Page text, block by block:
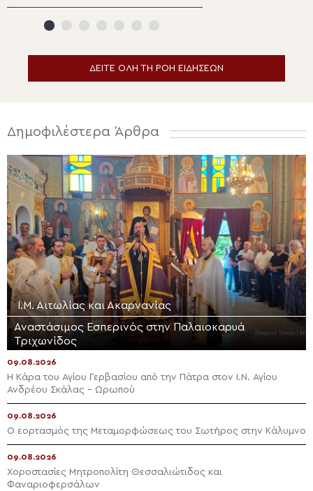
πνευματικό περιβάλλον στην
οικογένεια για να μην
ΔΕΙΤΕ ΟΛΗ ΤΗ ΡΟΗ ΕΙΔΗΣΕΩΝ
Δημοφιλέστερα Άρθρα
Ι.Μ. Αιτωλίας και Ακαρνανίας
Αναστάσιμος Εσπερινός στην Παλαιοκαρυά
Τριχωνίδος
09.08.2026
Η Κάρα του Αγίου Γερβασίου από την Πάτρα στον Ι.Ν. Αγίου
Ανδρέου Σκάλας – Ωρωπού
09.08.2026
Ο εορτασμός της Μεταμορφώσεως του Σωτήρος στην Κάλυμνο
09.08.2026
Χοροστασίες Μητροπολίτη Θεσσαλιώτιδος και
Φαναριοφερσάλων